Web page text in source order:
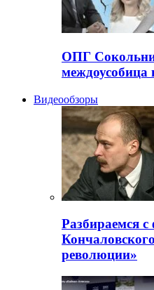
ОПГ
междоусобица
Видеообзоры
Разбираемся
революции»